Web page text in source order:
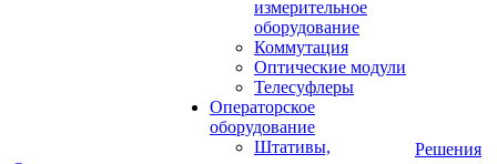
измерительное
оборудование
Коммутация
Оптические модули
Телесуфлеры
Операторское
оборудование
Штативы,
Решения